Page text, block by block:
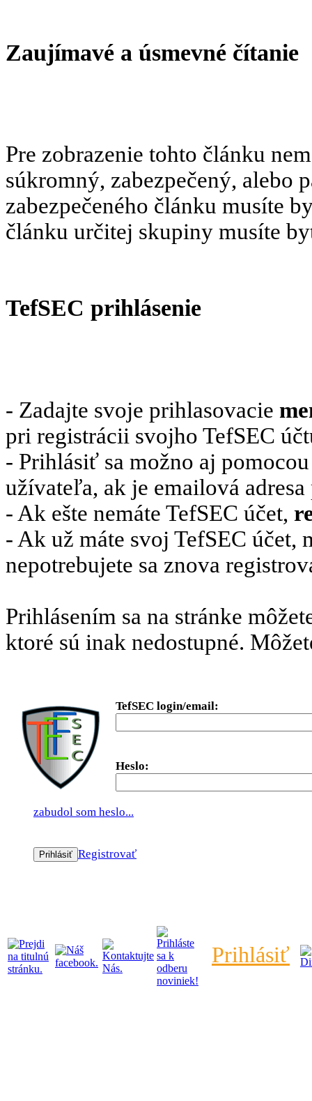
Zaujímavé a úsmevné čítanie
Pre zobrazenie tohto článku
súkromný, zabezpečený, alebo
zabezpečeného článku musíte
článku určitej skupiny musíte
TefSEC prihlásenie
- Zadajte svoje prihlasovacie
pri registrácii svojho TefSEC
- Prihlásiť sa možno aj
užívateľa, ak je emailová
- Ak ešte nemáte TefSEC účet,
- Ak už máte svoj TefSEC účet,
nepotrebujete sa znova
Prihlásením sa na stránke
ktoré sú inak nedostupné.
TefSEC login/email:
Heslo:
zabudol som heslo...
Registrovať
Prihlásiť